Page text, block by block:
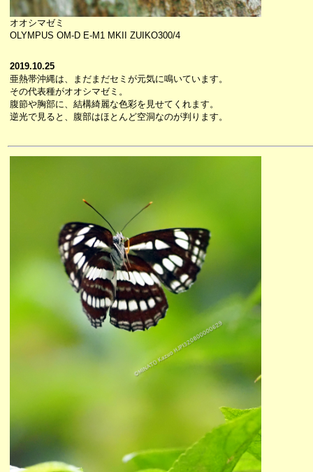
オオシマゼミ
OLYMPUS OM-D E-M1 MKII ZUIKO300/4
2019.10.25
亜熱帯沖縄は、まだまだセミが元気に鳴いています。
その代表種がオオシマゼミ。
腹節や胸部に、結構綺麗な色彩を見せてくれます。
逆光で見ると、腹部はほとんど空洞なのが判ります。